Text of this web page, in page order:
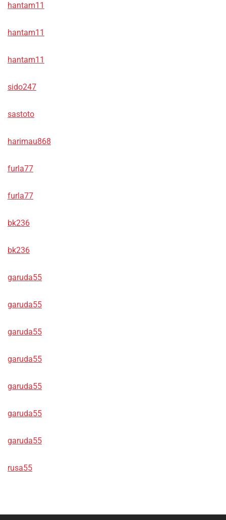
hantam11
hantam11
hantam11
sido247
sastoto
harimau868
furla77
furla77
bk236
bk236
garuda55
garuda55
garuda55
garuda55
garuda55
garuda55
garuda55
rusa55